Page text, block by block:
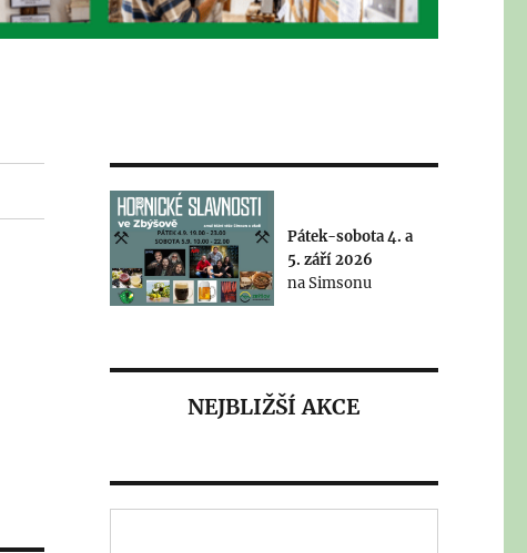
Pátek-sobota 4. a
5. září 2026
na Simsonu
NEJBLIŽŠÍ AKCE
8.2026